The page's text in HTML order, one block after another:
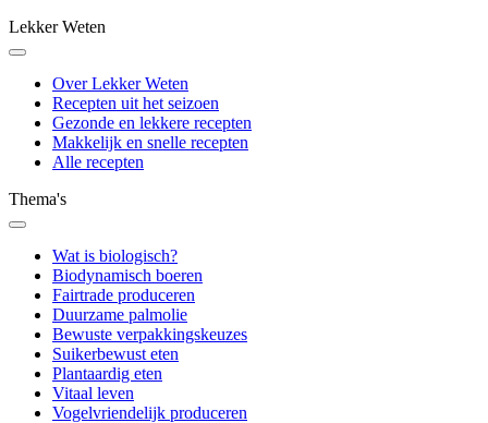
Lekker Weten
Over Lekker Weten
Recepten uit het seizoen
Gezonde en lekkere recepten
Makkelijk en snelle recepten
Alle recepten
Thema's
Wat is biologisch?
Biodynamisch boeren
Fairtrade produceren
Duurzame palmolie
Bewuste verpakkingskeuzes
Suikerbewust eten
Plantaardig eten
Vitaal leven
Vogelvriendelijk produceren